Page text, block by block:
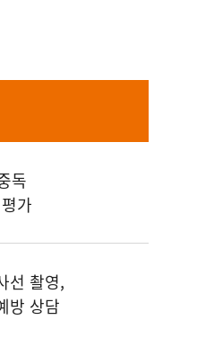
독
가
선 촬영,
방 상담